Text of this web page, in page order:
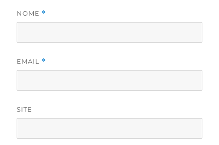
NOME *
EMAIL *
SITE